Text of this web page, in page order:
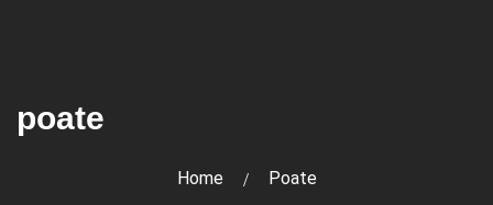
poate
Home Poate